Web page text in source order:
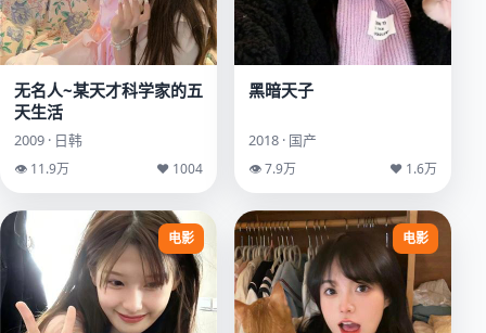
无名人~某天才科学家的五
天生活
2009 · 日韩
👁 11.9万 ♥ 1004
黑暗天子
2018 · 国产
👁 7.9万 ♥ 1.6万
电影 电影